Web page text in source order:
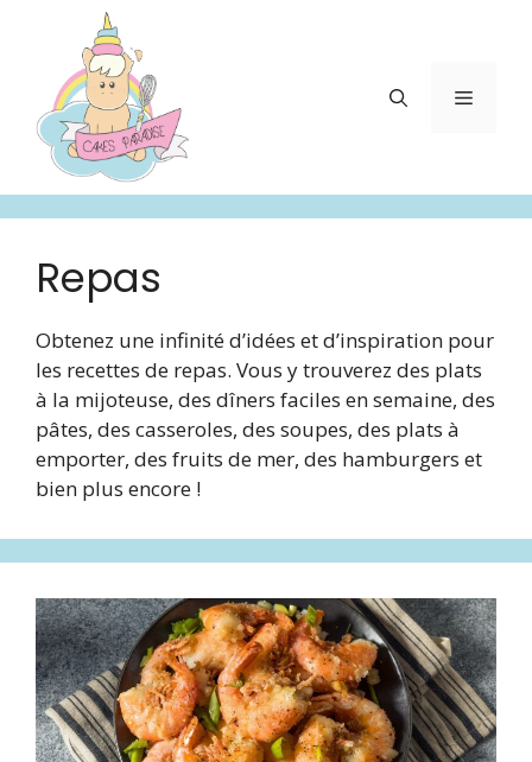
contenu
Menu
Repas
Obtenez une infinité d’idées et d’inspiration pour
les recettes de repas. Vous y trouverez des plats
à la mijoteuse, des dîners faciles en semaine, des
pâtes, des casseroles, des soupes, des plats à
emporter, des fruits de mer, des hamburgers et
bien plus encore !